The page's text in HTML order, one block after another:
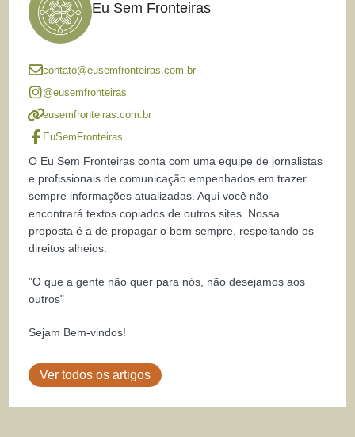
Eu Sem Fronteiras
contato@eusemfronteiras.com.br
@eusemfronteiras
eusemfronteiras.com.br
EuSemFronteiras
O Eu Sem Fronteiras conta com uma equipe de jornalistas
e profissionais de comunicação empenhados em trazer
sempre informações atualizadas. Aqui você não
encontrará textos copiados de outros sites. Nossa
proposta é a de propagar o bem sempre, respeitando os
direitos alheios.
"O que a gente não quer para nós, não desejamos aos
outros"
Sejam Bem-vindos!
Ver todos os artigos